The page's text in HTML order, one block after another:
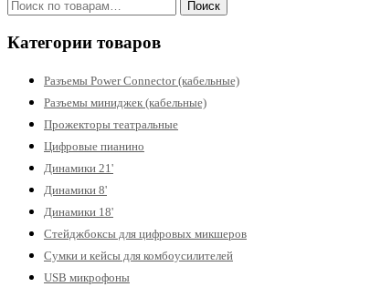
Искать: Поиск
Категории товаров
Разъемы Power Connector (кабельные)
Разъемы миниджек (кабельные)
Прожекторы театральные
Цифровые пианино
Динамики 21'
Динамики 8'
Динамики 18'
Стейджбоксы для цифровых микшеров
Сумки и кейсы для комбоусилителей
USB микрофоны